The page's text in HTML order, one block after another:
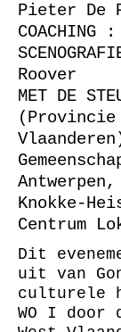
Pieter De
Roover
MET DE
(Provincie
Knokke-
Centrum
Dit
uit van
culturele
WO I door